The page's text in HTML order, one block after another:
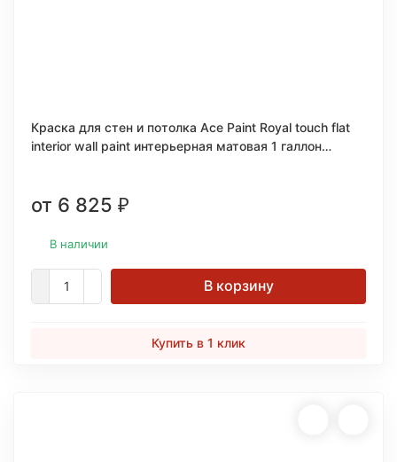
Краска для стен и потолка Ace Paint Royal touch flat
interior wall paint интерьерная матовая 1 галлон
от 6 825 ₽
В наличии
В корзину
Купить в 1 клик